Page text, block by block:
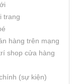
trang
hàng trên mạng
shop cửa hàng
(sự kiện)